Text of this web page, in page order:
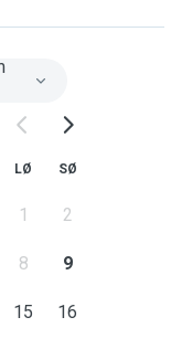
LØ SØ
1 2
8 9
15 16